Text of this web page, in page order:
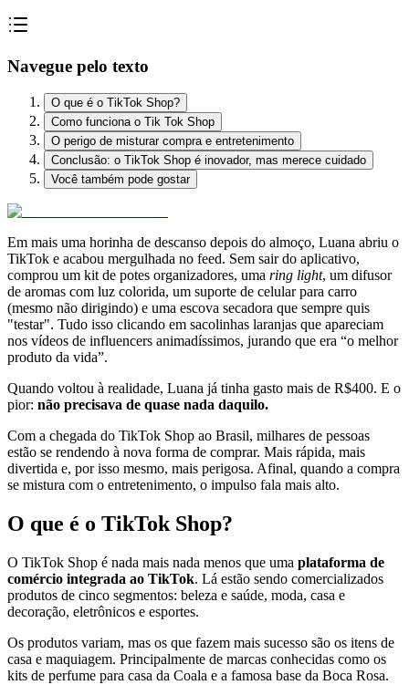
Navegue pelo texto
O que é o TikTok Shop?
Como funciona o Tik Tok Shop
O perigo de misturar compra e entretenimento
Conclusão: o TikTok Shop é inovador, mas merece cuidado
Você também pode gostar
Em mais uma horinha de descanso depois do almoço, Luana abriu o
TikTok e acabou mergulhada no feed. Sem sair do aplicativo,
comprou um kit de potes organizadores, uma ring light, um difusor
de aromas com luz colorida, um suporte de celular para carro
(mesmo não dirigindo) e uma escova secadora que sempre quis
"testar". Tudo isso clicando em sacolinhas laranjas que apareciam
nos vídeos de influencers animadíssimos, jurando que era “o melhor
produto da vida”.
Quando voltou à realidade, Luana já tinha gasto mais de R$400. E o
pior: não precisava de quase nada daquilo.
Com a chegada do TikTok Shop ao Brasil, milhares de pessoas
estão se rendendo à nova forma de comprar. Mais rápida, mais
divertida e, por isso mesmo, mais perigosa. Afinal, quando a compra
se mistura com o entretenimento, o impulso fala mais alto.
O que é o TikTok Shop?
O TikTok Shop é nada mais nada menos que uma plataforma de
comércio integrada ao TikTok. Lá estão sendo comercializados
produtos de cinco segmentos: beleza e saúde, moda, casa e
decoração, eletrônicos e esportes.
Os produtos variam, mas os que fazem mais sucesso são os itens de
casa e maquiagem. Principalmente de marcas conhecidas como os
kits de perfume para casa da Coala e a famosa base da Boca Rosa.